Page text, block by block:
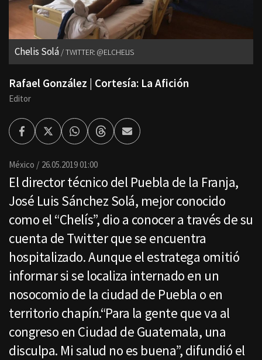
Chelis Solá TWITTER: @ELCHELIS
Rafael González | Cortesía: La Afición
Editor
FacebookTwitterWhatsappThreadsEnviar
por
México 26.05.2019 01:00
El director técnico del Puebla de la Franja,
José Luis Sánchez Solá, mejor conocido
como el “Chelís”, dio a conocer a través de su
cuenta de Twitter que se encuentra
hospitalizado. Aunque el estratega omitió
informar si se localiza internado en un
nosocomio de la ciudad de Puebla o en
territorio chapín.“Para la gente que va al
congreso en Ciudad de Guatemala, una
disculpa. Mi salud no es buena”, difundió el